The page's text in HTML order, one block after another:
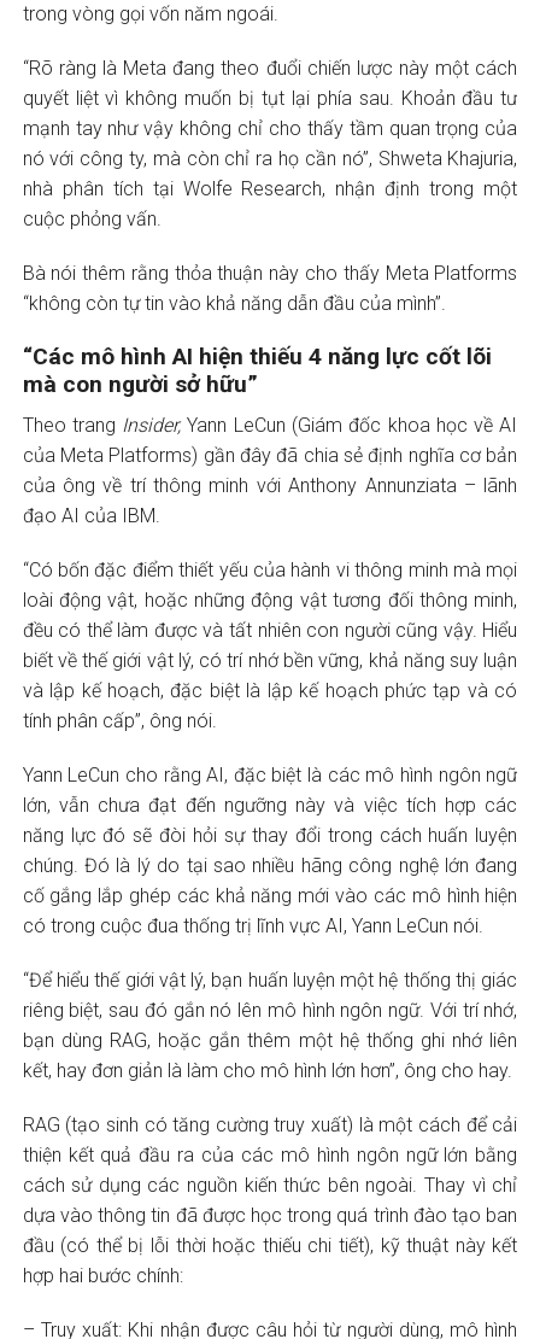
trong vòng gọi vốn năm ngoái.
“Rõ ràng là Meta đang theo đuổi chiến lược này một cách
quyết liệt vì không muốn bị tụt lại phía sau. Khoản đầu tư
mạnh tay như vậy không chỉ cho thấy tầm quan trọng của
nó với công ty, mà còn chỉ ra họ cần nó”, Shweta Khajuria,
nhà phân tích tại Wolfe Research, nhận định trong một
cuộc phỏng vấn.
Bà nói thêm rằng thỏa thuận này cho thấy Meta Platforms
“không còn tự tin vào khả năng dẫn đầu của mình”.
“Các mô hình AI hiện thiếu 4 năng lực cốt lõi
mà con người sở hữu”
Theo trang Insider,Yann LeCun (Giám đốc khoa học về AI
của Meta Platforms) gần đây đã chia sẻ định nghĩa cơ bản
của ông về trí thông minh với Anthony Annunziata – lãnh
đạo AI của IBM.
“Có bốn đặc điểm thiết yếu của hành vi thông minh mà mọi
loài động vật, hoặc những động vật tương đối thông minh,
đều có thể làm được và tất nhiên con người cũng vậy. Hiểu
biết về thế giới vật lý, có trí nhớ bền vững, khả năng suy luận
và lập kế hoạch, đặc biệt là lập kế hoạch phức tạp và có
tính phân cấp”, ông nói.
Yann LeCun cho rằng AI, đặc biệt là các mô hình ngôn ngữ
lớn, vẫn chưa đạt đến ngưỡng này và việc tích hợp các
năng lực đó sẽ đòi hỏi sự thay đổi trong cách huấn luyện
chúng. Đó là lý do tại sao nhiều hãng công nghệ lớn đang
cố gắng lắp ghép các khả năng mới vào các mô hình hiện
có trong cuộc đua thống trị lĩnh vực AI, Yann LeCun nói.
“Để hiểu thế giới vật lý, bạn huấn luyện một hệ thống thị giác
riêng biệt, sau đó gắn nó lên mô hình ngôn ngữ. Với trí nhớ,
bạn dùng RAG, hoặc gắn thêm một hệ thống ghi nhớ liên
kết, hay đơn giản là làm cho mô hình lớn hơn”, ông cho hay.
RAG (tạo sinh có tăng cường truy xuất) là một cách để cải
thiện kết quả đầu ra của các mô hình ngôn ngữ lớn bằng
cách sử dụng các nguồn kiến thức bên ngoài. Thay vì chỉ
dựa vào thông tin đã được học trong quá trình đào tạo ban
đầu (có thể bị lỗi thời hoặc thiếu chi tiết), kỹ thuật này kết
hợp hai bước chính:
– Truy xuất: Khi nhận được câu hỏi từ người dùng, mô hình